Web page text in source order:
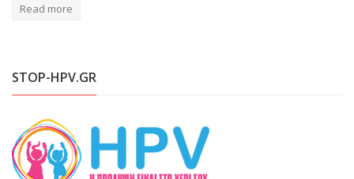
Read more
STOP-HPV.GR